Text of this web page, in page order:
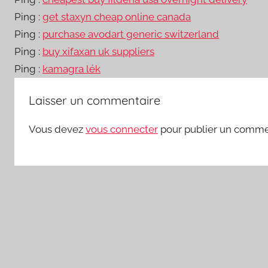
Ping : get staxyn cheap online canada
Ping : purchase avodart generic switzerland
Ping : buy xifaxan uk suppliers
Ping : kamagra lék
Laisser un commentaire
Vous devez vous connecter pour publier un